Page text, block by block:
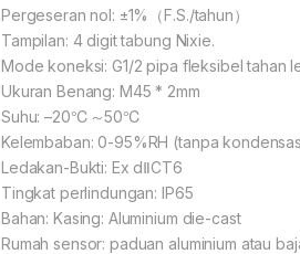
Pergeseran nol: ±1%（F.S./tahun）
Tampilan: 4 digit tabung Nixie.
Mode koneksi: G1/2 pipa fleksibel tahan
Ukuran Benang: M45 * 2mm
Suhu: –20℃～50℃
Kelembaban: 0-95%RH (tanpa
Ledakan-Bukti: Ex dⅡCT6
Tingkat perlindungan: IP65
Bahan: Kasing: Aluminium die-cast
Rumah sensor: paduan aluminium atau